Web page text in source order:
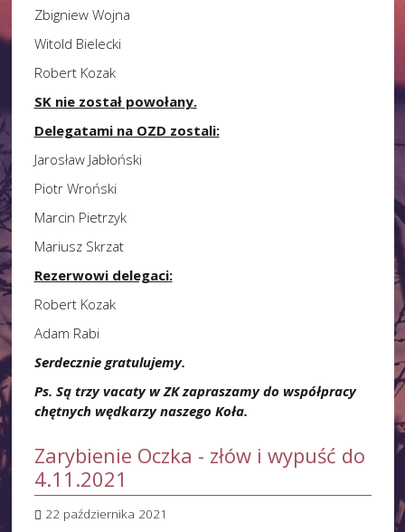
Zbigniew Wojna
Witold Bielecki
Robert Kozak
SK nie został powołany.
Delegatami na OZD zostali:
Jarosław Jabłoński
Piotr Wroński
Marcin Pietrzyk
Mariusz Skrzat
Rezerwowi delegaci:
Robert Kozak
Adam Rabi
Serdecznie gratulujemy.
Ps. Są trzy vacaty w ZK zapraszamy do współpracy
chętnych wędkarzy naszego Koła.
Zarybienie Oczka - złów i wypuść do
4.11.2021
22 października 2021